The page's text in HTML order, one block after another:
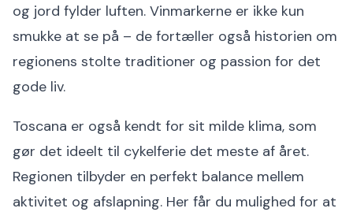
og jord fylder luften. Vinmarkerne er ikke kun
smukke at se på – de fortæller også historien om
regionens stolte traditioner og passion for det
gode liv.
Toscana er også kendt for sit milde klima, som
gør det ideelt til cykelferie det meste af året.
Regionen tilbyder en perfekt balance mellem
aktivitet og afslapning. Her får du mulighed for at